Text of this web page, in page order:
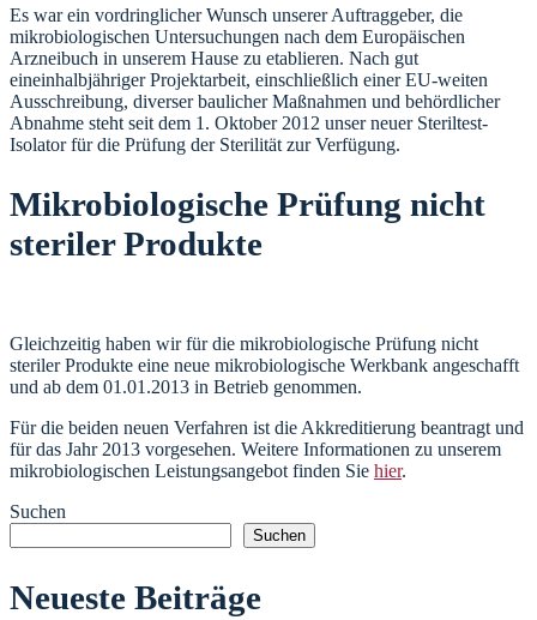
Es war ein vordringlicher Wunsch unserer Auftraggeber, die
mikrobiologischen Untersuchungen nach dem Europäischen
Arzneibuch in unserem Hause zu etablieren. Nach gut
eineinhalbjähriger Projektarbeit, einschließlich einer EU-weiten
Ausschreibung, diverser baulicher Maßnahmen und behördlicher
Abnahme steht seit dem 1. Oktober 2012 unser neuer Steriltest-
Isolator für die Prüfung der Sterilität zur Verfügung.
Mikrobiologische Prüfung nicht
steriler Produkte
Gleichzeitig haben wir für die mikrobiologische Prüfung nicht
steriler Produkte eine neue mikrobiologische Werkbank angeschafft
und ab dem 01.01.2013 in Betrieb genommen.
Für die beiden neuen Verfahren ist die Akkreditierung beantragt und
für das Jahr 2013 vorgesehen. Weitere Informationen zu unserem
mikrobiologischen Leistungsangebot finden Sie hier.
Suchen
Suchen
Neueste Beiträge